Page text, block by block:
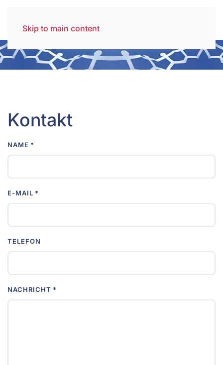
Skip to main content
Kontakt
NAME *
E-MAIL *
TELEFON
NACHRICHT *